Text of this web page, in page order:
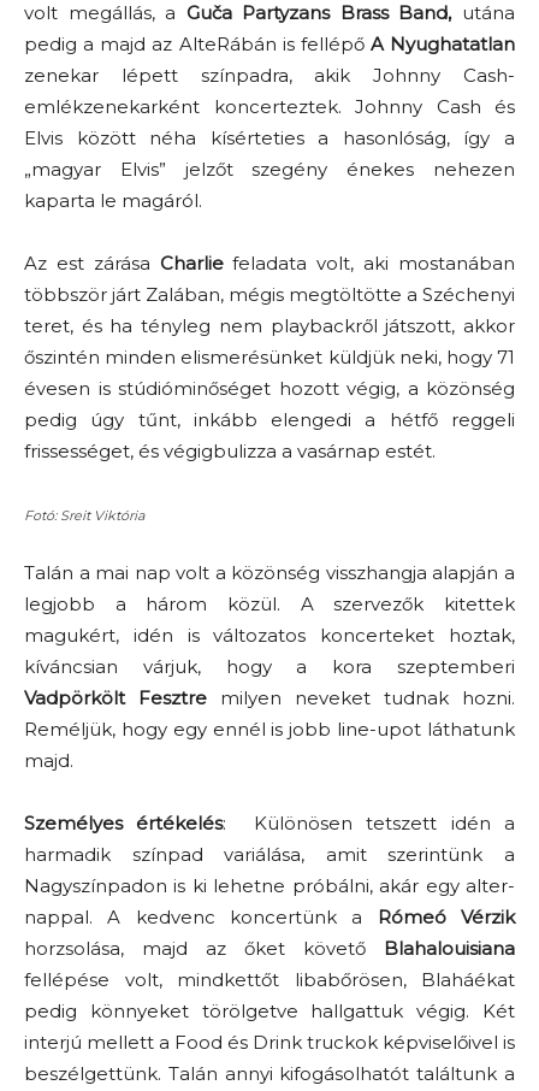
volt megállás, a Guča Partyzans Brass Band,utána
pedig a majd az AlteRábán is fellépő A Nyughatatlan
zenekar lépett színpadra, akik Johnny Cash-
emlékzenekarként koncerteztek. Johnny Cash és
Elvis között néha kísérteties a hasonlóság, így a
„magyar Elvis” jelzőt szegény énekes nehezen
kaparta le magáról.
Az est zárása Charliefeladata volt, aki mostanában
többször járt Zalában, mégis megtöltötte a Széchenyi
teret, és ha tényleg nem playbackről játszott, akkor
őszintén minden elismerésünket küldjük neki, hogy 71
évesen is stúdióminőséget hozott végig, a közönség
pedig úgy tűnt, inkább elengedi a hétfő reggeli
frissességet, és végigbulizza a vasárnap estét.
Fotó: Sreit Viktória
Talán a mai nap volt a közönség visszhangja alapján a
legjobb a három közül. A szervezők kitettek
magukért, idén is változatos koncerteket hoztak,
kíváncsian várjuk, hogy a kora szeptemberi
Vadpörkölt Fesztre milyen neveket tudnak hozni.
Reméljük, hogy egy ennél is jobb line-upot láthatunk
majd.
Személyes értékelés: Különösen tetszett idén a
harmadik színpad variálása, amit szerintünk a
Nagyszínpadon is ki lehetne próbálni, akár egy alter-
nappal. A kedvenc koncertünk a Rómeó Vérzik
horzsolása, majd az őket követő Blahalouisiana
fellépése volt, mindkettőt libabőrösen, Blaháékat
pedig könnyeket törölgetve hallgattuk végig. Két
interjú mellett a Food és Drink truckok képviselőivel is
beszélgettünk. Talán annyi kifogásolhatót találtunk a